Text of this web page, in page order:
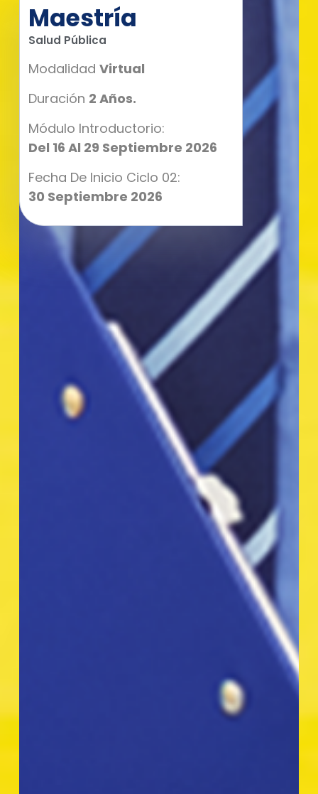
Maestría
Salud Pública
Modalidad Virtual
Duración 2 Años.
Módulo Introductorio:
Del 16 Al 29 Septiembre 2026
Fecha De Inicio Ciclo 02:
30 Septiembre 2026